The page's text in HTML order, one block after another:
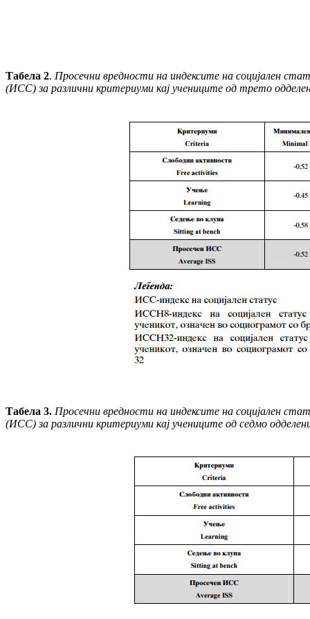
Табела 2. Просечни вредности на индексите на социјален
(ИСС) за различни критериуми кај учениците од трето
Табела 3. Просечни вредности на индексите на социјален
(ИСС) за различни критериуми кај учениците од седмо